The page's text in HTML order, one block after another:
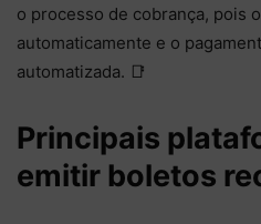
o processo de cobrança, pois
automaticamente e o
automatizada. 📑
Principais
emitir boletos